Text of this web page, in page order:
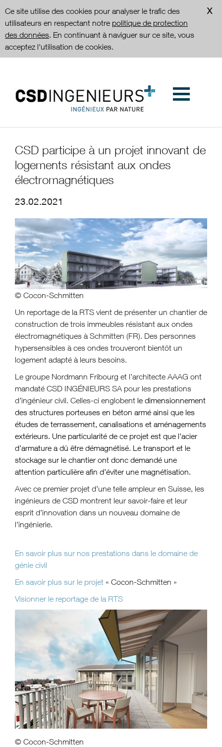
Ce site utilise des cookies pour analyser le trafic des
utilisateurs en respectant notre politique de protection
des données. En continuant à naviguer sur ce site, vous
acceptez l'utilisation de cookies.
CSD participe à un projet innovant de
logements résistant aux ondes
électromagnétiques
23.02.2021
© Cocon-Schmitten
Un reportage de la RTS vient de présenter un chantier de
construction de trois immeubles résistant aux ondes
électromagnétiques à Schmitten (FR). Des personnes
hypersensibles à ces ondes trouveront bientôt un
logement adapté à leurs besoins.
Le groupe Nordmann Fribourg et l’architecte AAAG ont
mandaté CSD INGÉNIEURS SA pour les prestations
d’ingénieur civil. Celles-ci englobent le dimensionnement
des structures porteuses en béton armé ainsi que les
études de terrassement, canalisations et aménagements
extérieurs. Une particularité de ce projet est que l’acier
d’armature a dû être démagnétisé. Le transport et le
stockage sur le chantier ont donc demandé une
attention particulière afin d’éviter une magnétisation.
Avec ce premier projet d’une telle ampleur en Suisse, les
ingénieurs de CSD montrent leur savoir-faire et leur
esprit d’innovation dans un nouveau domaine de
l’ingénierie.
En savoir plus sur nos prestations dans le domaine de
génie civil
En savoir plus sur le projet « Cocon-Schmitten »
Visionner le reportage de la RTS
© Cocon-Schmitten